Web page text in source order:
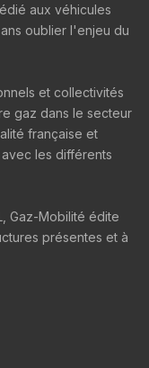
aux véhicules
oublier l'enjeu du
et collectivités
gaz dans le secteur
française et
les différents
Gaz-Mobilité édite
présentes et à